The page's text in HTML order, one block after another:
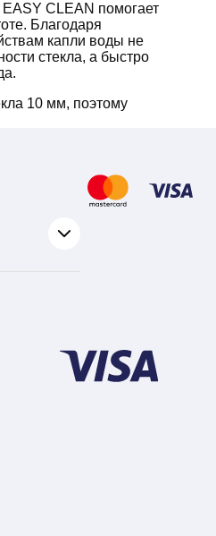
CLEAN помогает
Благодаря
капли воды не
стекла, а быстро
10 мм, поэтому